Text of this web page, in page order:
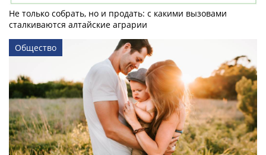
Не только собрать, но и продать: с какими вызовами
сталкиваются алтайские аграрии
Общество